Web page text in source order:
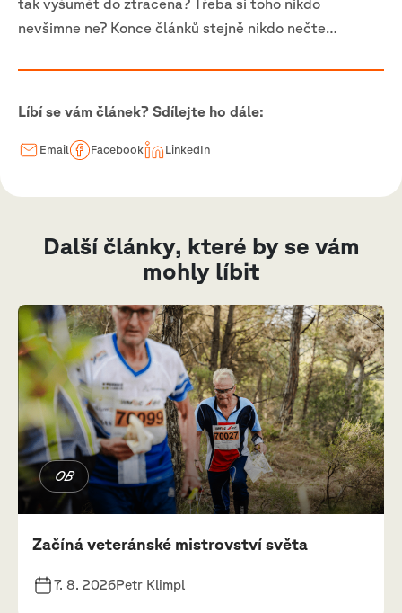
tak vyšumět do ztracena? Třeba si toho nikdo
nevšimne ne? Konce článků stejně nikdo nečte…
Líbí se vám článek? Sdílejte ho dále:
Email Facebook LinkedIn
Další články, které by se vám
mohly líbit
OB
Začíná veteránské mistrovství světa
7. 8. 2026Petr Klimpl